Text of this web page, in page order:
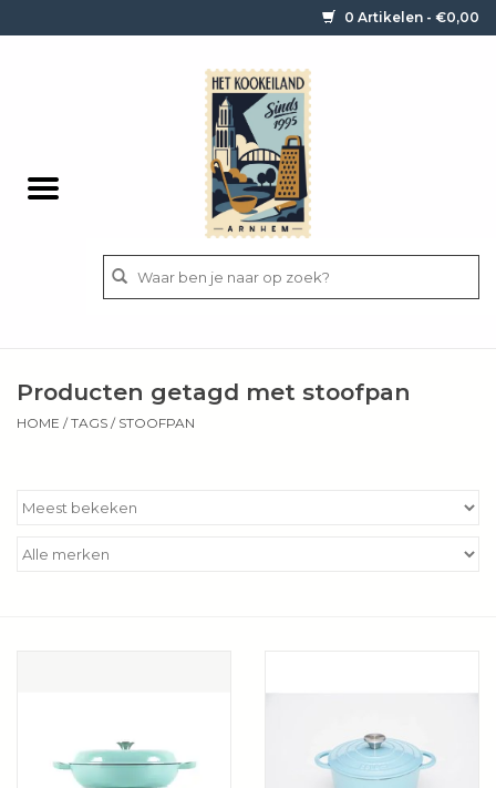
0 Artikelen - €0,00
Bestek
Cadeau idee
Producten getagd met stoofpan
HOME /TAGS / STOOFPAN